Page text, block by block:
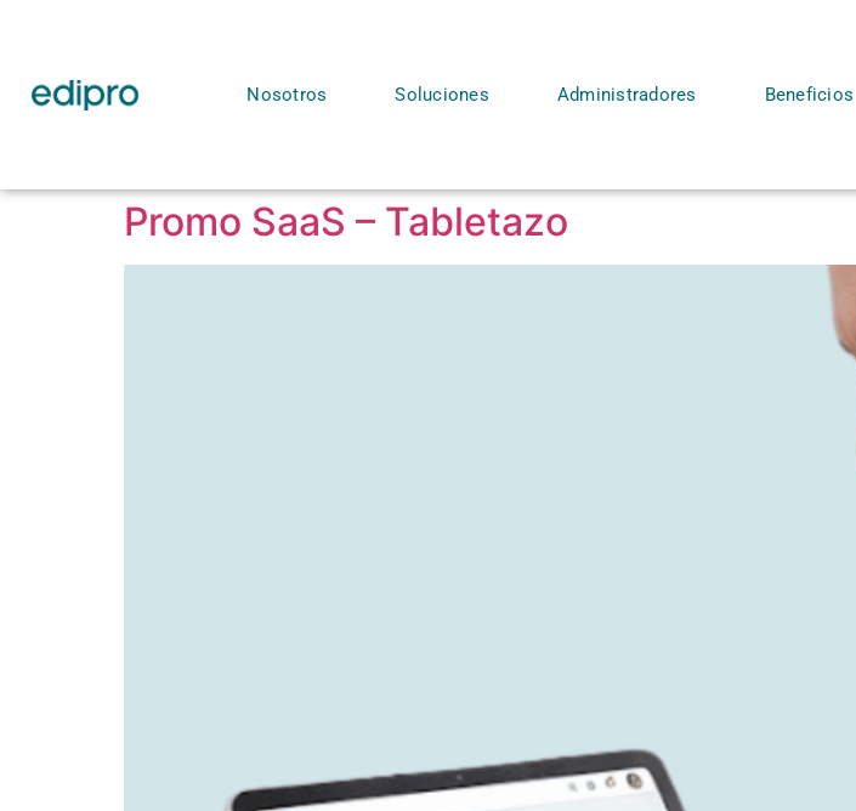
Nosotros Soluciones Administradores Beneficios
Promo SaaS – Tabletazo